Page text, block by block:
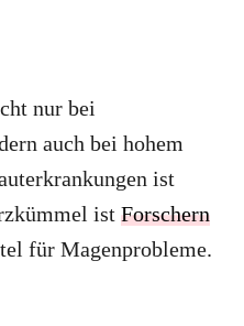
nur bei
auch bei hohem
ist
ist Forschern
für Magenprobleme.